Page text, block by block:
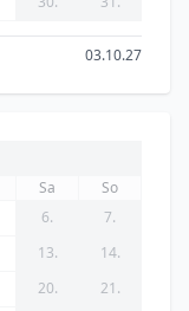
03.10.27
Sa
So
6.
7.
13.
14.
20.
21.